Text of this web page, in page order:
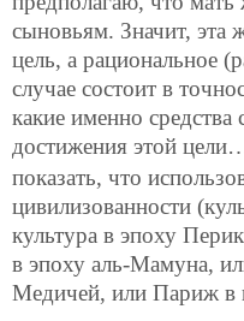
сыновьям. Значит, эта
цель, а рациональное
случае состоит в
какие именно средства
достижения этой
показать, что
цивилизованности
культура в эпоху
в эпоху аль-Мамуна,
Медичей, или Париж в